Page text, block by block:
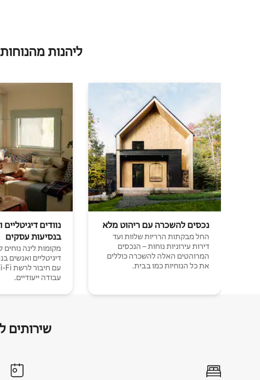
ליהנות
נכסים להשכרה עם ריהוט מלא
החל מבקתות הרריות שלוות ועד
דירות עירוניות נוחות – הנכסים
המרוהטים האלה להשכרה כוללים
את כל הנוחיות כמו בבית.
נוודים
בנסיעות עסקים
מקומות לינה נוחים
דיגיטליים ואנשים
עבודה ייעודיים.
שירותים